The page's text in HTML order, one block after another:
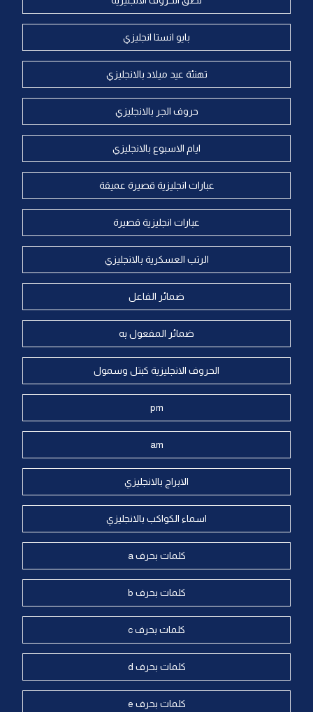
بايو انستا انجليزي
تهنئة عيد ميلاد بالانجليزي
حروف الجر بالانجليزي
ايام الاسبوع بالانجليزي
عبارات انجليزية قصيرة عميقة
عبارات انجليزية قصيرة
الرتب العسكرية بالانجليزي
ضمائر الفاعل
ضمائر المفعول به
الحروف الانجليزية كبتل وسمول
pm
am
الابراج بالانجليزي
اسماء الكواكب بالانجليزي
كلمات بحرف a
كلمات بحرف b
كلمات بحرف c
كلمات بحرف d
كلمات بحرف e